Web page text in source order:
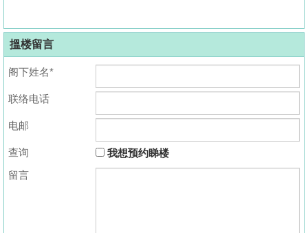
搵楼留言
阁下姓名*
联络电话
电邮
查询
我想预约睇楼
留言